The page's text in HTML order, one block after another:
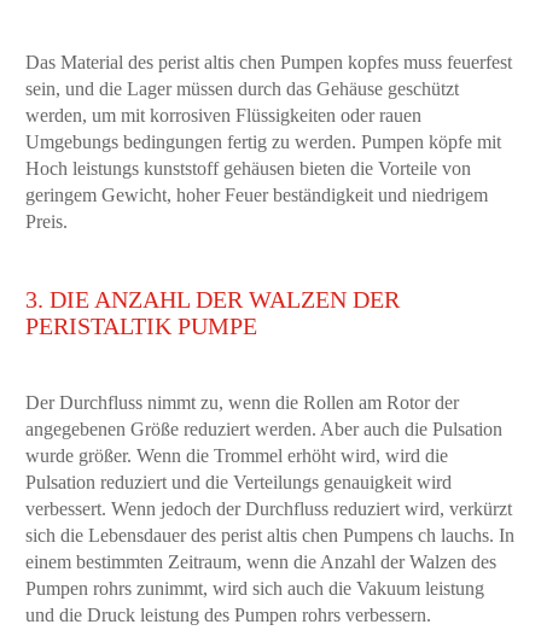
Das Material des perist altis chen Pumpen kopfes muss feuerfest
sein, und die Lager müssen durch das Gehäuse geschützt
werden, um mit korrosiven Flüssigkeiten oder rauen
Umgebungs bedingungen fertig zu werden. Pumpen köpfe mit
Hoch leistungs kunststoff gehäusen bieten die Vorteile von
geringem Gewicht, hoher Feuer beständigkeit und niedrigem
Preis.
3. DIE ANZAHL DER WALZEN DER
PERISTALTIK PUMPE
Der Durchfluss nimmt zu, wenn die Rollen am Rotor der
angegebenen Größe reduziert werden. Aber auch die Pulsation
wurde größer. Wenn die Trommel erhöht wird, wird die
Pulsation reduziert und die Verteilungs genauigkeit wird
verbessert. Wenn jedoch der Durchfluss reduziert wird, verkürzt
sich die Lebensdauer des perist altis chen Pumpens ch lauchs. In
einem bestimmten Zeitraum, wenn die Anzahl der Walzen des
Pumpen rohrs zunimmt, wird sich auch die Vakuum leistung
und die Druck leistung des Pumpen rohrs verbessern.